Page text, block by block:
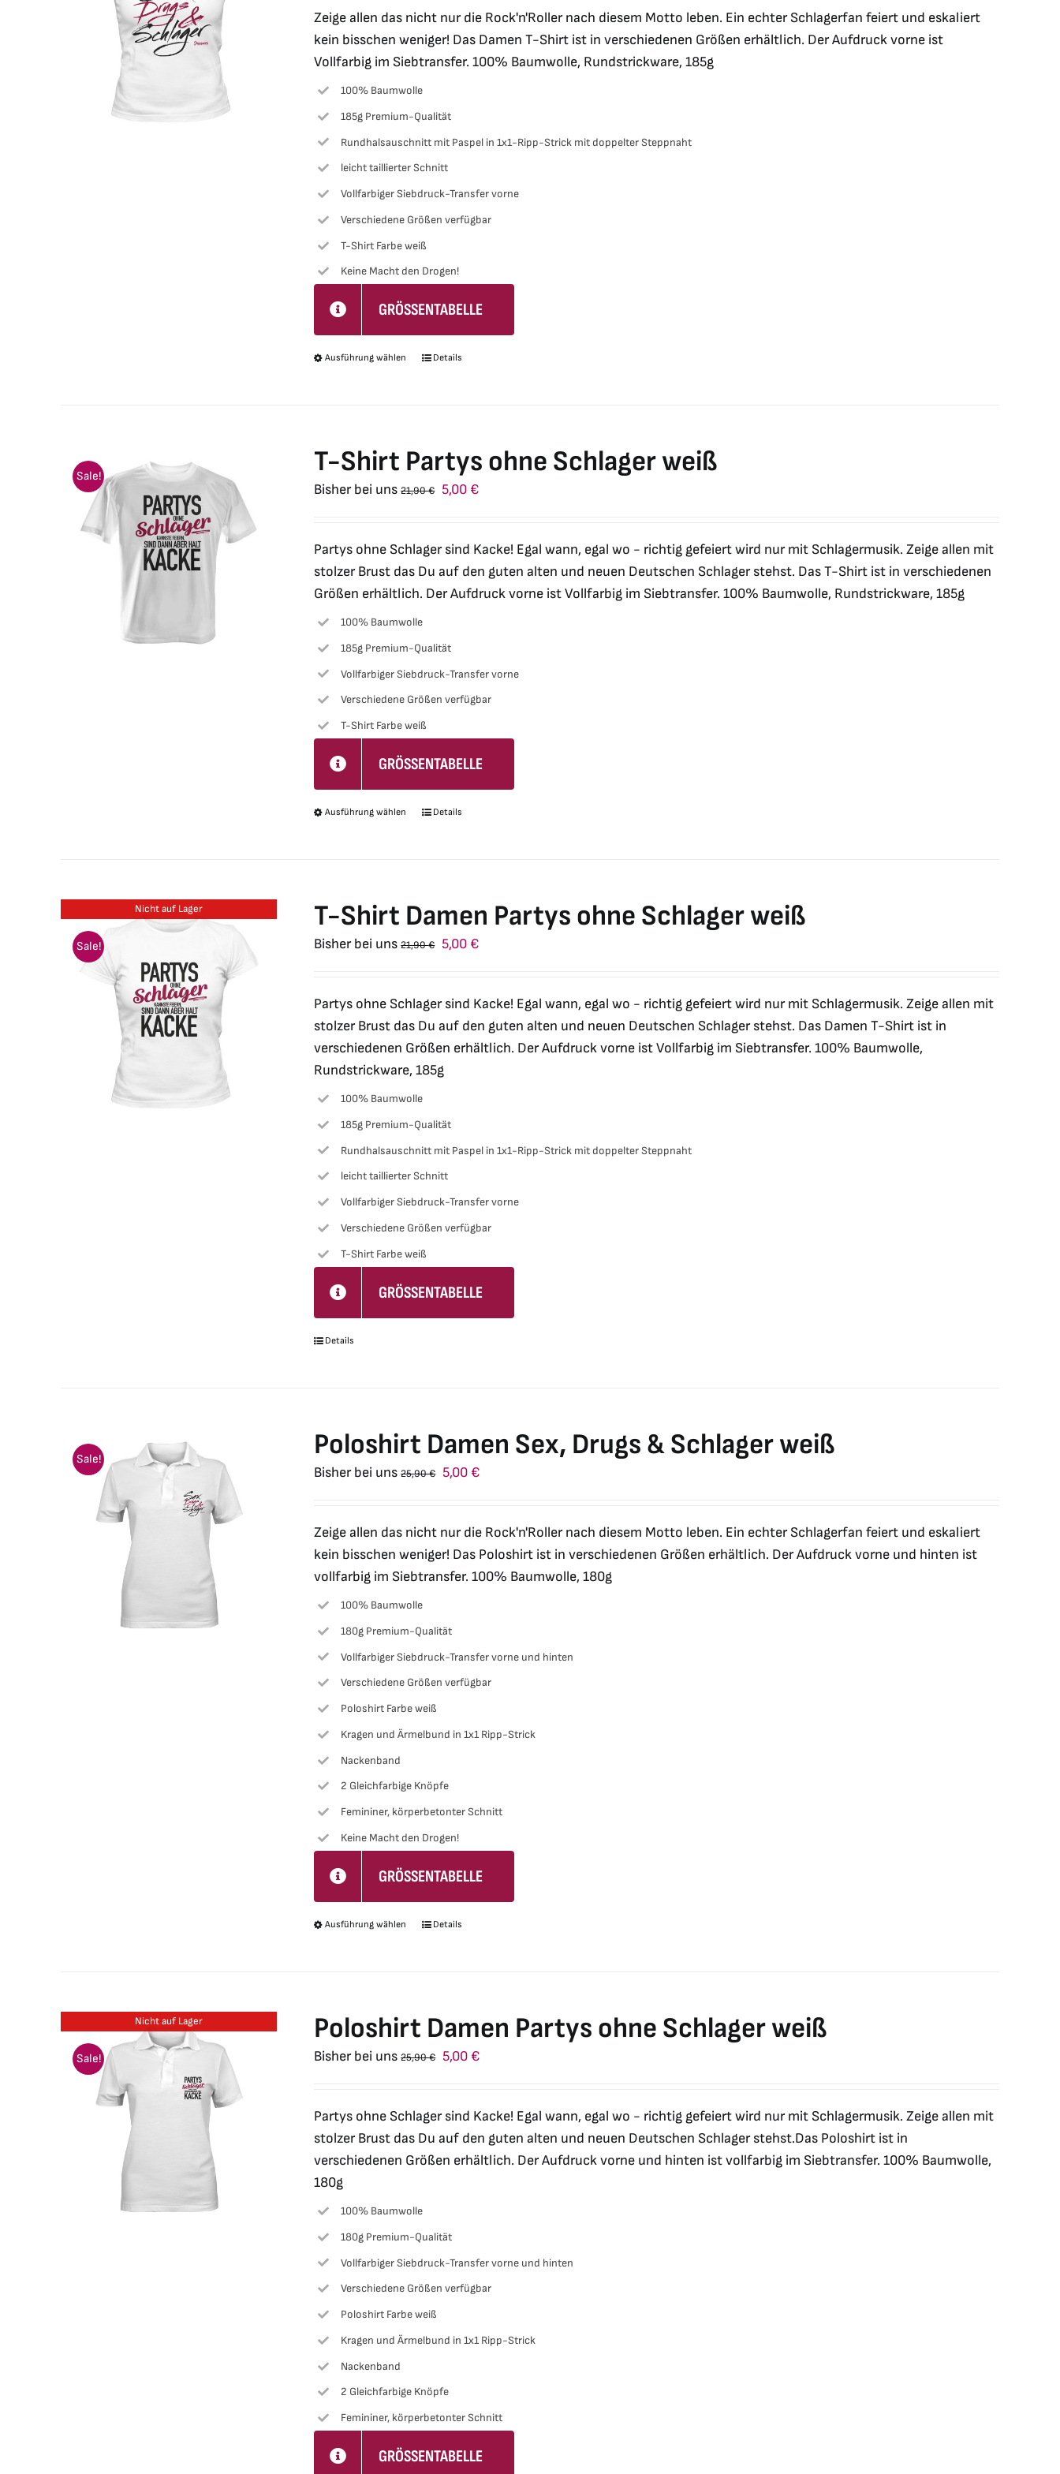
21,90 €5,00 €.
Zeige allen das nicht nur die Rock'n'Roller nach diesem Motto leben. Ein echter Schlagerfan feiert und eskaliert
kein bisschen weniger! Das Damen T-Shirt ist in verschiedenen Größen erhältlich. Der Aufdruck vorne ist
Vollfarbig im Siebtransfer. 100% Baumwolle, Rundstrickware, 185g
100% Baumwolle
185g Premium-Qualität
Rundhalsauschnitt mit Paspel in 1x1-Ripp-Strick mit doppelter Steppnaht
leicht taillierter Schnitt
Vollfarbiger Siebdruck-Transfer vorne
Verschiedene Größen verfügbar
T-Shirt Farbe weiß
Keine Macht den Drogen!
GRÖSSENTABELLE
Ausführung wählen
Dieses
Varianten
auf.
Die
auf
der
Produktseite
gewählt
werden
Details
Sale! T-Shirt Partys ohne Schlager weiß
Bisher bei uns 21,90€
Ursprünglicher
21,90 €
5,00 €Aktueller
5,00 €.
Partys ohne Schlager sind Kacke! Egal wann, egal wo - richtig gefeiert wird nur mit Schlagermusik. Zeige allen mit
stolzer Brust das Du auf den guten alten und neuen Deutschen Schlager stehst. Das T-Shirt ist in verschiedenen
Größen erhältlich. Der Aufdruck vorne ist Vollfarbig im Siebtransfer. 100% Baumwolle, Rundstrickware, 185g
100% Baumwolle
185g Premium-Qualität
Vollfarbiger Siebdruck-Transfer vorne
Verschiedene Größen verfügbar
T-Shirt Farbe weiß
GRÖSSENTABELLE
Ausführung wählen
Dieses
auf.
Die
auf
der
Produktseite
gewählt
werden
Details
Nicht auf Lager
Sale!
T-Shirt Damen Partys ohne Schlager weiß
Bisher bei uns 21,90€
Ursprünglicher
21,90 €
5,00 €Aktueller
5,00 €.
Partys ohne Schlager sind Kacke! Egal wann, egal wo - richtig gefeiert wird nur mit Schlagermusik. Zeige allen mit
stolzer Brust das Du auf den guten alten und neuen Deutschen Schlager stehst. Das Damen T-Shirt ist in
verschiedenen Größen erhältlich. Der Aufdruck vorne ist Vollfarbig im Siebtransfer. 100% Baumwolle,
Rundstrickware, 185g
100% Baumwolle
185g Premium-Qualität
Rundhalsauschnitt mit Paspel in 1x1-Ripp-Strick mit doppelter Steppnaht
leicht taillierter Schnitt
Vollfarbiger Siebdruck-Transfer vorne
Verschiedene Größen verfügbar
T-Shirt Farbe weiß
GRÖSSENTABELLE
Details
Sale! Poloshirt Damen Sex, Drugs & Schlager weiß
Bisher bei uns 25,90€
Ursprünglicher
25,90 €
5,00 €Aktueller
5,00 €.
Zeige allen das nicht nur die Rock'n'Roller nach diesem Motto leben. Ein echter Schlagerfan feiert und eskaliert
kein bisschen weniger! Das Poloshirt ist in verschiedenen Größen erhältlich. Der Aufdruck vorne und hinten ist
vollfarbig im Siebtransfer. 100% Baumwolle, 180g
100% Baumwolle
180g Premium-Qualität
Vollfarbiger Siebdruck-Transfer vorne und hinten
Verschiedene Größen verfügbar
Poloshirt Farbe weiß
Kragen und Ärmelbund in 1x1 Ripp-Strick
Nackenband
2 Gleichfarbige Knöpfe
Femininer, körperbetonter Schnitt
Keine Macht den Drogen!
GRÖSSENTABELLE
Ausführung wählen
Dieses
Varianten
auf.
Die
auf
der
Produktseite
werden
Details
Nicht auf Lager
Sale!
Poloshirt Damen Partys ohne Schlager weiß
Bisher bei uns 25,90€
Ursprünglicher
25,90 €
5,00 €Aktueller
5,00 €.
Partys ohne Schlager sind Kacke! Egal wann, egal wo - richtig gefeiert wird nur mit Schlagermusik. Zeige allen mit
stolzer Brust das Du auf den guten alten und neuen Deutschen Schlager stehst.Das Poloshirt ist in
verschiedenen Größen erhältlich. Der Aufdruck vorne und hinten ist vollfarbig im Siebtransfer. 100% Baumwolle,
180g
100% Baumwolle
180g Premium-Qualität
Vollfarbiger Siebdruck-Transfer vorne und hinten
Verschiedene Größen verfügbar
Poloshirt Farbe weiß
Kragen und Ärmelbund in 1x1 Ripp-Strick
Nackenband
2 Gleichfarbige Knöpfe
Femininer, körperbetonter Schnitt
GRÖSSENTABELLE